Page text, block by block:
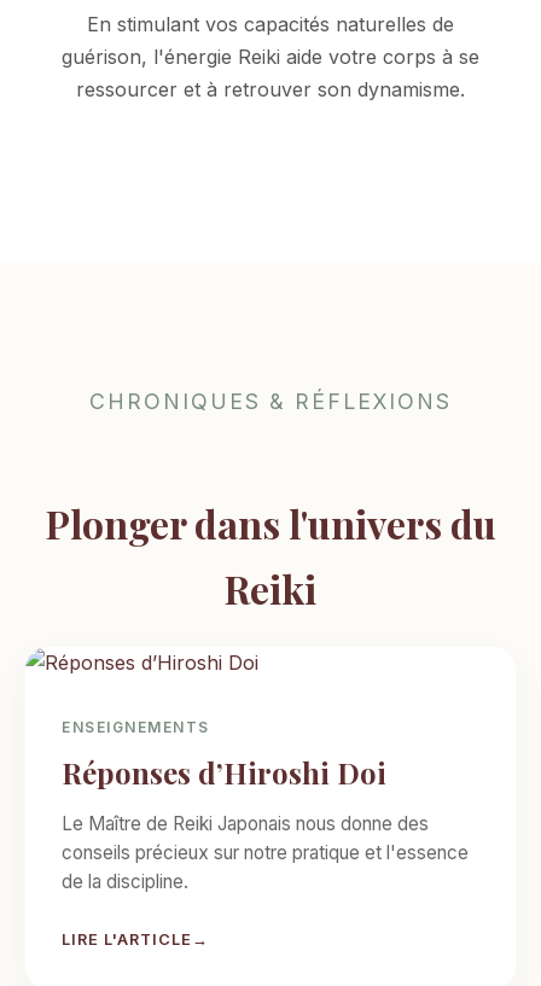
En stimulant vos capacités naturelles de
guérison, l'énergie Reiki aide votre corps à se
ressourcer et à retrouver son dynamisme.
CHRONIQUES & RÉFLEXIONS
Plonger dans l'univers du
Reiki
ENSEIGNEMENTS
Réponses d’Hiroshi Doi
Le Maître de Reiki Japonais nous donne des
conseils précieux sur notre pratique et l'essence
de la discipline.
LIRE L'ARTICLE